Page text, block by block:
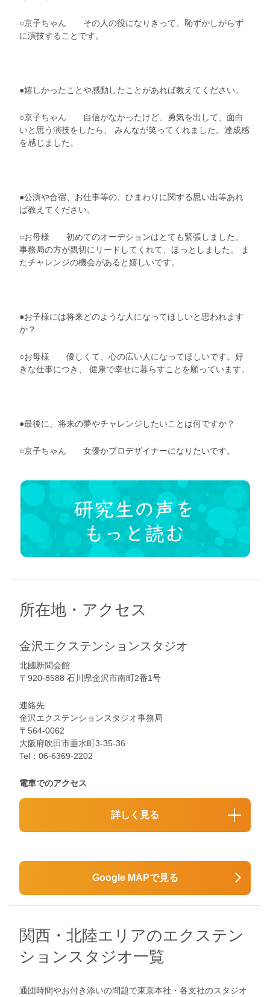
○京子ちゃん その人の役になりきって、恥ずかしがらず
に演技することです。
●嬉しかったことや感動したことがあれば教えてください。
○京子ちゃん 自信がなかったけど、勇気を出して、面白
いと思う演技をしたら、 みんなが笑ってくれました。達成感
を感じました。
●公演や合宿、お仕事等の、ひまわりに関する思い出等あれ
ば教えてください。
○お母様 初めてのオーデションはとても緊張しました。
事務局の方が親切にリードしてくれて、ほっとしました。 ま
たチャレンジの機会があると嬉しいです。
●お子様には将来どのような人になってほしいと思われます
か？
○お母様 優しくて、心の広い人になってほしいです。好
きな仕事につき、 健康で幸せに暮らすことを願っています。
●最後に、将来の夢やチャレンジしたいことは何ですか？
○京子ちゃん 女優かプロデザイナーになりたいです。
所在地・アクセス
金沢エクステンションスタジオ
北國新聞会館
〒920-8588 石川県金沢市南町2番1号
連絡先
金沢エクステンションスタジオ事務局
〒564-0062
大阪府吹田市垂水町3-35-36
Tel：06-6369-2202
電車でのアクセス
詳しく見る
Google MAPで見る
関西・北陸エリアのエクステン
ションスタジオ一覧
通団時間やお付き添いの問題で東京本社・各支社のスタジオ